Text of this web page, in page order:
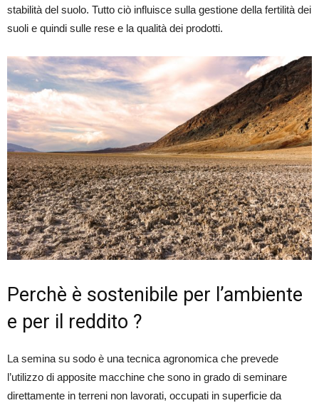
stabilità del suolo. Tutto ciò influisce sulla gestione della fertilità dei
suoli e quindi sulle rese e la qualità dei prodotti.
Perchè è sostenibile per l’ambiente
e per il reddito ?
La semina su sodo è una tecnica agronomica che prevede
l’utilizzo di apposite macchine che sono in grado di seminare
direttamente in terreni non lavorati, occupati in superficie da